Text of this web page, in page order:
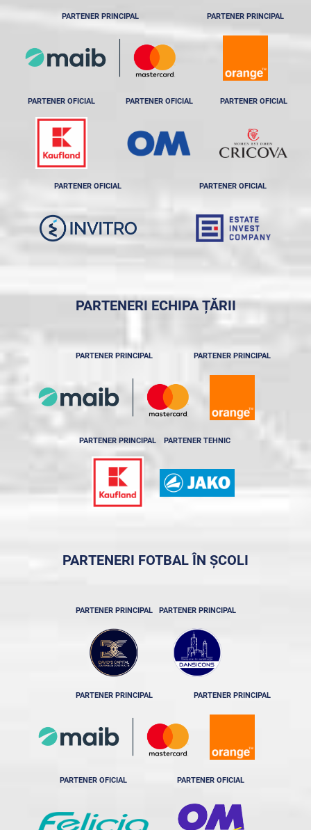
PARTENER PRINCIPAL PARTENER PRINCIPAL
PARTENER OFICIAL PARTENER OFICIAL PARTENER OFICIAL
PARTENER OFICIAL PARTENER OFICIAL
PARTENERI ECHIPA ȚĂRII
PARTENER PRINCIPAL PARTENER PRINCIPAL
PARTENER PRINCIPAL PARTENER TEHNIC
PARTENERI FOTBAL ÎN ȘCOLI
PARTENER PRINCIPAL PARTENER PRINCIPAL
PARTENER PRINCIPAL PARTENER PRINCIPAL
PARTENER OFICIAL PARTENER OFICIAL